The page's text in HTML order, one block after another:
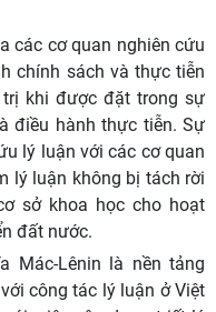
các cơ quan nghiên cứu
chính sách và thực tiễn
khi được đặt trong sự
điều hành thực tiễn. Sự
lý luận với các cơ quan
lý luận không bị tách rời
sở khoa học cho hoạt
đất nước.
Mác-Lênin là nền tảng
công tác lý luận ở Việt